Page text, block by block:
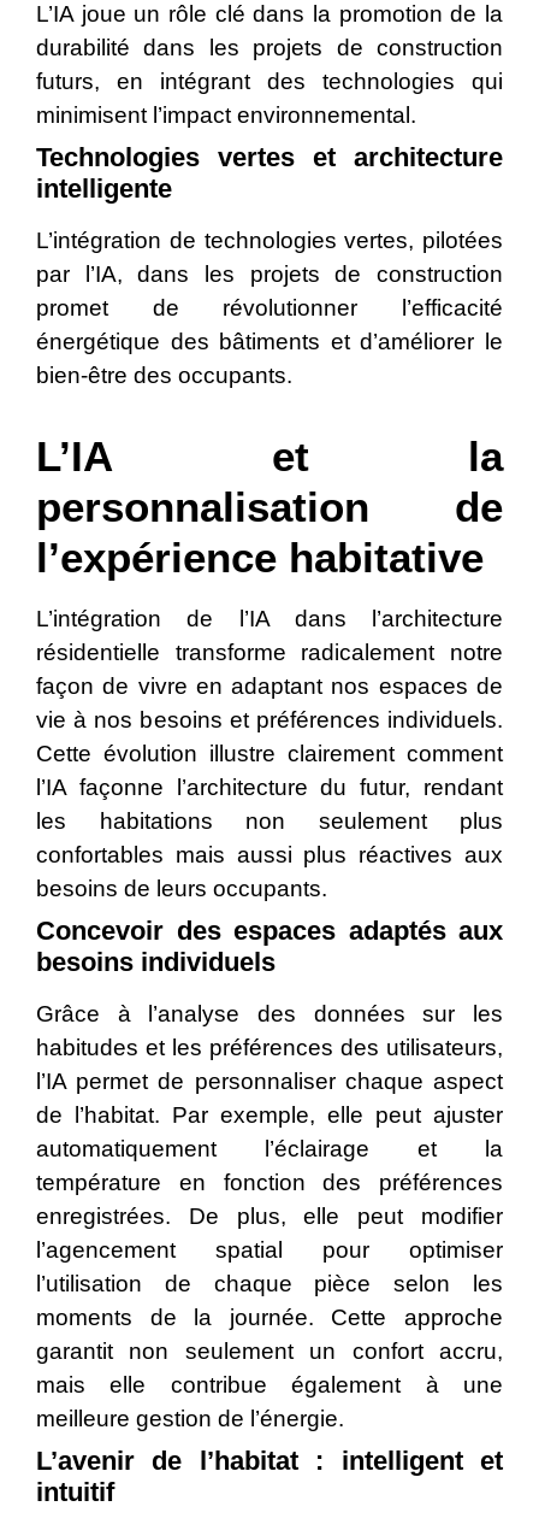
L’IA joue un rôle clé dans la promotion de la
durabilité dans les projets de construction
futurs, en intégrant des technologies qui
minimisent l’impact environnemental.
Technologies vertes et architecture
intelligente
L’intégration de technologies vertes, pilotées
par l’IA, dans les projets de construction
promet de révolutionner l’efficacité
énergétique des bâtiments et d’améliorer le
bien-être des occupants.
L’IA et la
personnalisation de
l’expérience habitative
L’intégration de l’IA dans l’architecture
résidentielle transforme radicalement notre
façon de vivre en adaptant nos espaces de
vie à nos besoins et préférences individuels.
Cette évolution illustre clairement comment
l’IA façonne l’architecture du futur, rendant
les habitations non seulement plus
confortables mais aussi plus réactives aux
besoins de leurs occupants.
Concevoir des espaces adaptés aux
besoins individuels
Grâce à l’analyse des données sur les
habitudes et les préférences des utilisateurs,
l’IA permet de personnaliser chaque aspect
de l’habitat. Par exemple, elle peut ajuster
automatiquement l’éclairage et la
température en fonction des préférences
enregistrées. De plus, elle peut modifier
l’agencement spatial pour optimiser
l’utilisation de chaque pièce selon les
moments de la journée. Cette approche
garantit non seulement un confort accru,
mais elle contribue également à une
meilleure gestion de l’énergie.
L’avenir de l’habitat : intelligent et
intuitif